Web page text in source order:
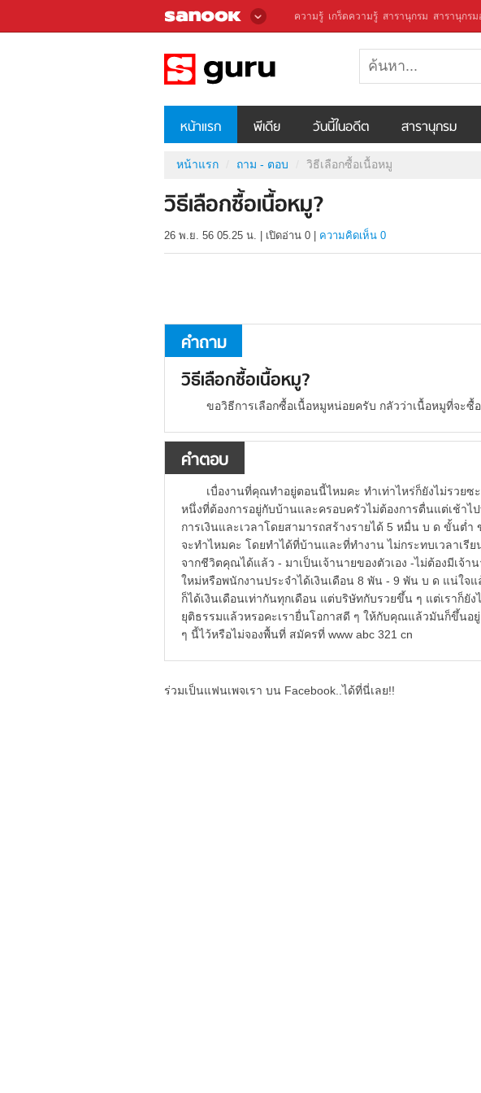
ความรู้ เกร็ดความรู้ สารานุกรม สารานุกร
หน้าแรก พีเดีย วันนี้ในอดีต สารานุกรม
หน้าแรก ถาม - ตอบ วิธีเลือกซื้อเนื้อหมู
วิธีเลือกซื้อเนื้อหมู?
26 พ.ย. 56 05.25 น. เปิดอ่าน 0 ความคิดเห็น 0
คำถาม
วิธีเลือกซื้อเนื้อหมู?
ขอวิธีการเลือกซื้อเนื้อหมูหน่อยครับ กลัวว่าเนื้อหมูที่จะซื้
คำตอบ
เบื่องานที่คุณทำอยู่ตอนนี้ไหมคะ ทำเท่าไหร่ก็ยังไม่รวย
หนึ่งที่ต้องการอยู่กับบ้านและครอบครัวไม่ต้องการตื่นแต่เช้าไ
การเงินและเวลาโดยสามารถสร้างรายได้ 5 หมื่น บ ด ขั้นต่
จะทำไหมคะ โดยทำได้ที่บ้านและที่ทำงาน ไม่กระทบเวลาเรีย
จากชีวิตคุณได้แล้ว - มาเป็นเจ้านายของตัวเอง -ไม่ต้องมีเจ้
ใหม่หรือพนักงานประจำได้เงินเดือน 8 พัน - 9 พัน บ ด แน่ใจ
ก็ได้เงินเดือนเท่ากันทุกเดือน แต่บริษัทกับรวยขึ้น ๆ แต่เราก็ยัง
ยุติธรรมแล้วหรอคะเรายื่นโอกาสดี ๆ ให้กับคุณแล้วมันก็ขึ้น
ๆ นี้ไว้หรือไม่จองพื้นที่ สมัครที่ www abc 321 cn
ร่วมเป็นแฟนเพจเรา บน Facebook..ได้ที่นี่เลย!!